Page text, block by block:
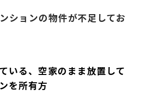
ションの物件が不足してお
いる、空家のまま放置して
を所有方